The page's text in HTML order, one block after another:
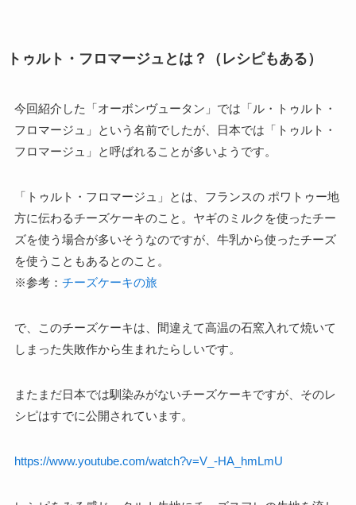
トゥルト・フロマージュとは？（レシピもある）
今回紹介した「オーボンヴュータン」では「ル・トゥルト・
フロマージュ」という名前でしたが、日本では「トゥルト・
フロマージュ」と呼ばれることが多いようです。
「トゥルト・フロマージュ」とは、フランスの ポワトゥー地
方に伝わるチーズケーキのこと。ヤギのミルクを使ったチー
ズを使う場合が多いそうなのですが、牛乳から使ったチーズ
を使うこともあるとのこと。
※参考： チーズケーキの旅
で、このチーズケーキは、間違えて高温の石窯入れて焼いて
しまった失敗作から生まれたらしいです。
またまだ日本では馴染みがないチーズケーキですが、そのレ
シピはすでに公開されています。
https://www.youtube.com/watch?v=V_-HA_hmLmU